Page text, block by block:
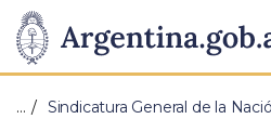
Presidencia
de
Pasar al contenido principal
… Sindicatura General de la